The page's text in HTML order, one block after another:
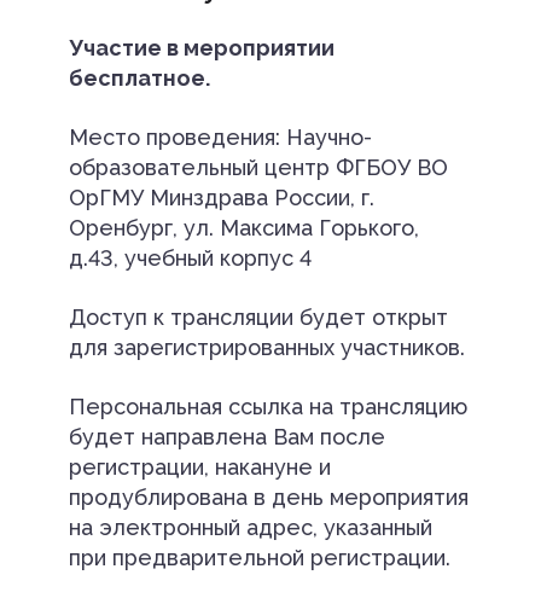
Участие в мероприятии
бесплатное.
Место проведения: Научно-
образовательный центр ФГБОУ ВО
ОрГМУ Минздрава России, г.
Оренбург, ул. Максима Горького,
д.43, учебный корпус 4
Доступ к трансляции будет открыт
для зарегистрированных участников.
Персональная ссылка на трансляцию
будет направлена Вам после
регистрации, накануне и
продублирована в день мероприятия
на электронный адрес, указанный
при предварительной регистрации.